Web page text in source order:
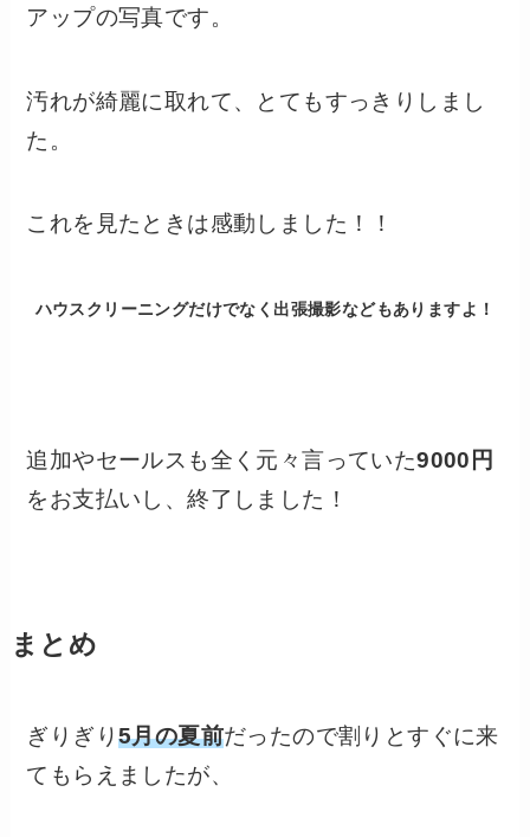
アップの写真です。
汚れが綺麗に取れて、とてもすっきりしまし
た。
これを見たときは感動しました！！
ハウスクリーニングだけでなく出張撮影などもありますよ！
追加やセールスも全く元々言っていた9000円
をお支払いし、終了しました！
まとめ
ぎりぎり5月の夏前だったので割りとすぐに来
てもらえましたが、